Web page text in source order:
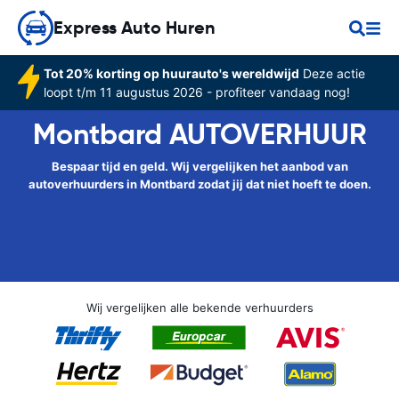
Express Auto Huren
Tot 20% korting op huurauto's wereldwijd Deze actie
loopt t/m 11 augustus 2026 - profiteer vandaag nog!
Montbard AUTOVERHUUR
Bespaar tijd en geld. Wij vergelijken het aanbod van
autoverhuurders in Montbard zodat jij dat niet hoeft te doen.
Wij vergelijken alle bekende verhuurders